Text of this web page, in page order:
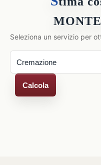
Seleziona un servizio per
Calcola